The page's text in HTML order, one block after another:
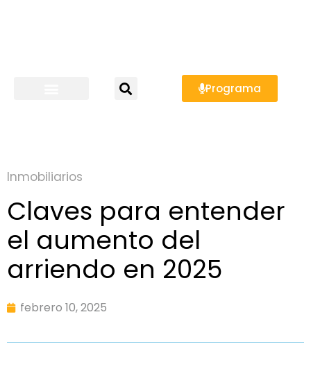
Programa
Inmobiliarios
Claves para entender
el aumento del
arriendo en 2025
febrero 10, 2025